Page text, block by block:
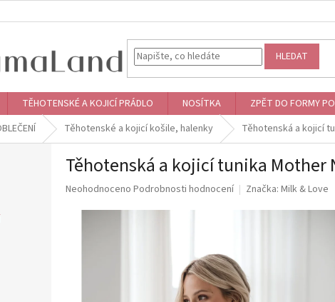
HLEDAT
TĚHOTENSKÉ A KOJICÍ PRÁDLO NOSÍTKA ZPĚT DO FORMY
Těhotenské a kojicí košile, halenky Těhotenská a kojicí
Těhotenská a kojicí tunika Mother
Průměrné
Neohodnoceno Podrobnosti hodnocení Značka: Milk & Love